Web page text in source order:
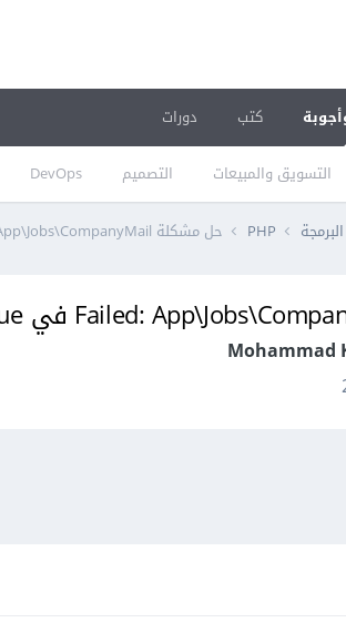
التسويق والمبيعات التصميم DevOps
كتب دورات
PHP حل مشكلة Failed: App\Jobs\CompanyMail في laravel jobs queue